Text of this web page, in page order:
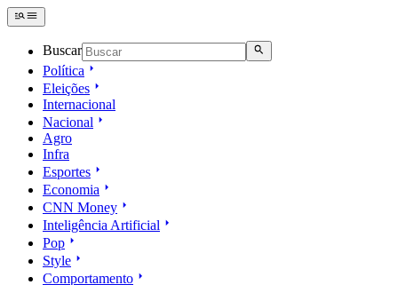
Buscar
Política
Eleições
Internacional
Nacional
Agro
Infra
Esportes
Economia
CNN Money
Inteligência Artificial
Pop
Style
Comportamento